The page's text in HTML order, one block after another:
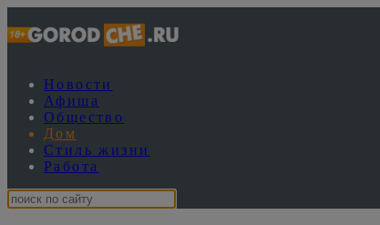
Новости
Афиша
Общество
Дом
Стиль жизни
Работа